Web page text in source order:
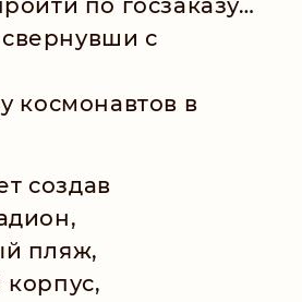
по госзаказу…
свернувши с
космонавтов в
создав
пляж,